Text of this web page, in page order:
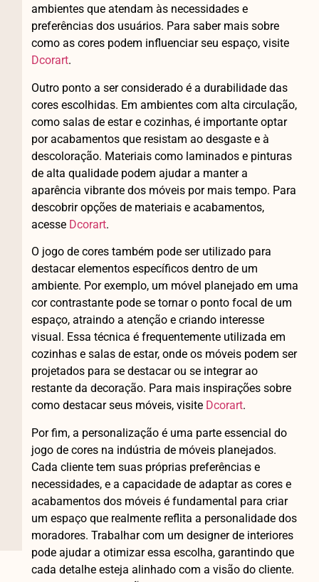
ambientes que atendam às necessidades e
preferências dos usuários. Para saber mais sobre
como as cores podem influenciar seu espaço, visite
Dcorart.
Outro ponto a ser considerado é a durabilidade das
cores escolhidas. Em ambientes com alta circulação,
como salas de estar e cozinhas, é importante optar
por acabamentos que resistam ao desgaste e à
descoloração. Materiais como laminados e pinturas
de alta qualidade podem ajudar a manter a
aparência vibrante dos móveis por mais tempo. Para
descobrir opções de materiais e acabamentos,
acesse Dcorart.
O jogo de cores também pode ser utilizado para
destacar elementos específicos dentro de um
ambiente. Por exemplo, um móvel planejado em uma
cor contrastante pode se tornar o ponto focal de um
espaço, atraindo a atenção e criando interesse
visual. Essa técnica é frequentemente utilizada em
cozinhas e salas de estar, onde os móveis podem ser
projetados para se destacar ou se integrar ao
restante da decoração. Para mais inspirações sobre
como destacar seus móveis, visite Dcorart.
Por fim, a personalização é uma parte essencial do
jogo de cores na indústria de móveis planejados.
Cada cliente tem suas próprias preferências e
necessidades, e a capacidade de adaptar as cores e
acabamentos dos móveis é fundamental para criar
um espaço que realmente reflita a personalidade dos
moradores. Trabalhar com um designer de interiores
pode ajudar a otimizar essa escolha, garantindo que
cada detalhe esteja alinhado com a visão do cliente.